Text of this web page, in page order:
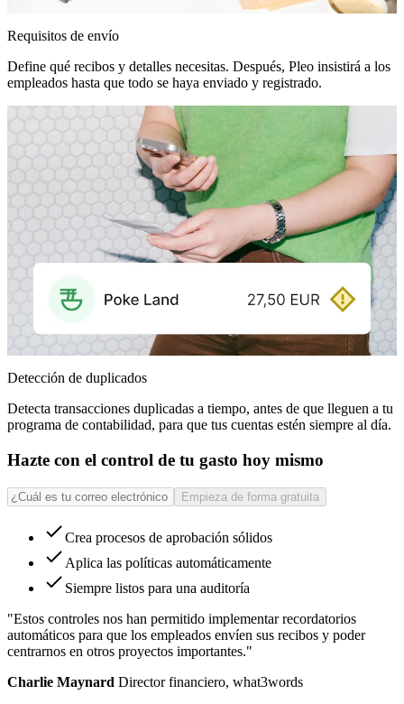
Requisitos de envío
Define qué recibos y detalles necesitas. Después, Pleo insistirá a los
empleados hasta que todo se haya enviado y registrado.
Detección de duplicados
Detecta transacciones duplicadas a tiempo, antes de que lleguen a tu
programa de contabilidad, para que tus cuentas estén siempre al día.
Hazte con el control de tu gasto hoy mismo
Empieza de forma gratuita
Crea procesos de aprobación sólidos
Aplica las políticas automáticamente
Siempre listos para una auditoría
"Estos controles nos han permitido implementar recordatorios
automáticos para que los empleados envíen sus recibos y poder
centrarnos en otros proyectos importantes."
Charlie Maynard Director financiero, what3words